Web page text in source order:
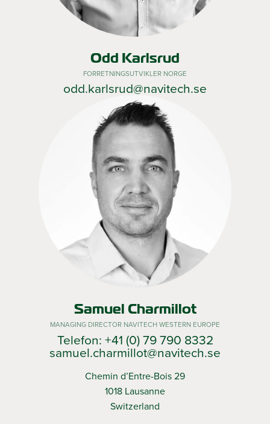
Odd Karlsrud
FORRETNINGSUTVIKLER NORGE
odd.karlsrud@navitech.se
Samuel Charmillot
MANAGING DIRECTOR NAVITECH WESTERN EUROPE
Telefon: +41 (0) 79 790 8332
samuel.charmillot@navitech.se
Chemin d’Entre-Bois 29
1018 Lausanne
Switzerland